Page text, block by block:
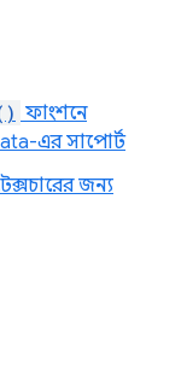
ফাংশনে
এর সাপোর্ট
জন্য